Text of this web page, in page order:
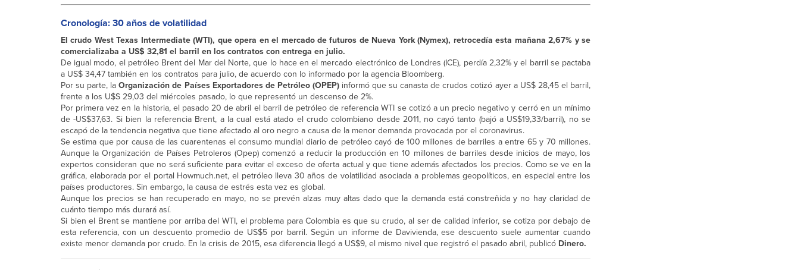
Cronología: 30 años de volatilidad
El crudo West Texas Intermediate (WTI), que opera en el mercado de futuros de Nueva York (Nymex), retrocedía esta mañana 2,67% y se
comercializaba a US$ 32,81 el barril en los contratos con entrega en julio.
De igual modo, el petróleo Brent del Mar del Norte, que lo hace en el mercado electrónico de Londres (ICE), perdía 2,32% y el barril se pactaba
a US$ 34,47 también en los contratos para julio, de acuerdo con lo informado por la agencia Bloomberg.
Por su parte, laOrganización de Países Exportadores de Petróleo (OPEP)informó que su canasta de crudos cotizó ayer a US$ 28,45 el barril,
frente a los U$S 29,03 del miércoles pasado, lo que representó un descenso de 2%.
Por primera vez en la historia, el pasado 20 de abril el barril de petróleo de referencia WTI se cotizó a un precio negativo y cerró en un mínimo
de -US$37,63. Si bien la referencia Brent, a la cual está atado el crudo colombiano desde 2011, no cayó tanto (bajó a US$19,33/barril), no se
escapó de la tendencia negativa que tiene afectado al oro negro a causa de la menor demanda provocada por el coronavirus.
Se estima que por causa de las cuarentenas el consumo mundial diario de petróleo cayó de 100 millones de barriles a entre 65 y 70 millones.
Aunque la Organización de Países Petroleros (Opep) comenzó a reducir la producción en 10 millones de barriles desde inicios de mayo, los
expertos consideran que no será suficiente para evitar el exceso de oferta actual y que tiene además afectados los precios. Como se ve en la
gráfica, elaborada por el portal Howmuch.net, el petróleo lleva 30 años de volatilidad asociada a problemas geopolíticos, en especial entre los
países productores. Sin embargo, la causa de estrés esta vez es global.
Aunque los precios se han recuperado en mayo, no se prevén alzas muy altas dado que la demanda está constreñida y no hay claridad de
cuánto tiempo más durará así.
Si bien el Brent se mantiene por arriba del WTI, el problema para Colombia es que su crudo, al ser de calidad inferior, se cotiza por debajo de
esta referencia, con un descuento promedio de US$5 por barril. Según un informe de Davivienda, ese descuento suele aumentar cuando
existe menor demanda por crudo. En la crisis de 2015, esa diferencia llegó a US$9, el mismo nivel que registró el pasado abril, publicó Dinero.